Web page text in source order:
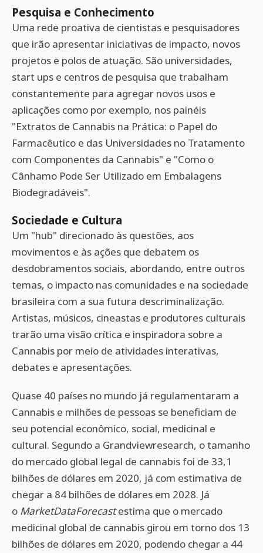
Pesquisa e Conhecimento
Uma rede proativa de cientistas e pesquisadores
que irão apresentar iniciativas de impacto, novos
projetos e polos de atuação. São universidades,
start ups e centros de pesquisa que trabalham
constantemente para agregar novos usos e
aplicações como por exemplo, nos painéis
"Extratos de Cannabis na Prática: o Papel do
Farmacêutico e das Universidades no Tratamento
com Componentes da Cannabis" e "Como o
Cânhamo Pode Ser Utilizado em Embalagens
Biodegradáveis".
Sociedade e Cultura
Um "hub" direcionado às questões, aos
movimentos e às ações que debatem os
desdobramentos sociais, abordando, entre outros
temas, o impacto nas comunidades e na sociedade
brasileira com a sua futura descriminalização.
Artistas, músicos, cineastas e produtores culturais
trarão uma visão crítica e inspiradora sobre a
Cannabis por meio de atividades interativas,
debates e apresentações.
Quase 40 países no mundo já regulamentaram a
Cannabis e milhões de pessoas se beneficiam de
seu potencial econômico, social, medicinal e
cultural. Segundo a Grandviewresearch, o tamanho
do mercado global legal de cannabis foi de 33,1
bilhões de dólares em 2020, já com estimativa de
chegar a 84 bilhões de dólares em 2028. Já
o MarketDataForecastestima que o mercado
medicinal global de cannabis girou em torno dos 13
bilhões de dólares em 2020, podendo chegar a 44